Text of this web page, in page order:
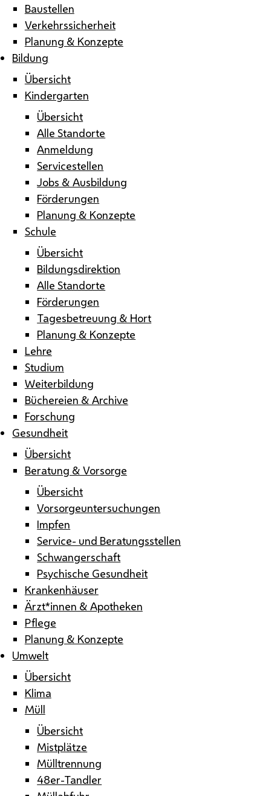
Baustellen
Verkehrssicherheit
Planung & Konzepte
Bildung
Übersicht
Kindergarten
Übersicht
Alle Standorte
Anmeldung
Servicestellen
Jobs & Ausbildung
Förderungen
Planung & Konzepte
Schule
Übersicht
Bildungsdirektion
Alle Standorte
Förderungen
Tagesbetreuung & Hort
Planung & Konzepte
Lehre
Studium
Weiterbildung
Büchereien & Archive
Forschung
Gesundheit
Übersicht
Beratung & Vorsorge
Übersicht
Vorsorgeuntersuchungen
Impfen
Service- und Beratungsstellen
Schwangerschaft
Psychische Gesundheit
Krankenhäuser
Ärzt*innen & Apotheken
Pflege
Planung & Konzepte
Umwelt
Übersicht
Klima
Müll
Übersicht
Mistplätze
Mülltrennung
48er-Tandler